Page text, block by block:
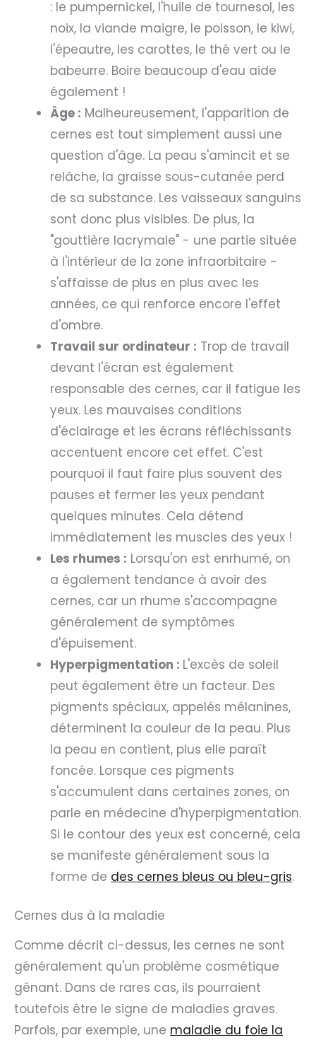
: le pumpernickel, l'huile de tournesol, les
noix, la viande maigre, le poisson, le kiwi,
l'épeautre, les carottes, le thé vert ou le
babeurre. Boire beaucoup d'eau aide
également !
Âge : Malheureusement, l'apparition de
cernes est tout simplement aussi une
question d'âge. La peau s'amincit et se
relâche, la graisse sous-cutanée perd
de sa substance. Les vaisseaux sanguins
sont donc plus visibles. De plus, la
"gouttière lacrymale" - une partie située
à l'intérieur de la zone infraorbitaire -
s'affaisse de plus en plus avec les
années, ce qui renforce encore l'effet
d'ombre.
Travail sur ordinateur : Trop de travail
devant l'écran est également
responsable des cernes, car il fatigue les
yeux. Les mauvaises conditions
d'éclairage et les écrans réfléchissants
accentuent encore cet effet. C'est
pourquoi il faut faire plus souvent des
pauses et fermer les yeux pendant
quelques minutes. Cela détend
immédiatement les muscles des yeux !
Les rhumes : Lorsqu'on est enrhumé, on
a également tendance à avoir des
cernes, car un rhume s'accompagne
généralement de symptômes
d'épuisement.
Hyperpigmentation : L'excès de soleil
peut également être un facteur. Des
pigments spéciaux, appelés mélanines,
déterminent la couleur de la peau. Plus
la peau en contient, plus elle paraît
foncée. Lorsque ces pigments
s'accumulent dans certaines zones, on
parle en médecine d'hyperpigmentation.
Si le contour des yeux est concerné, cela
se manifeste généralement sous la
forme de des cernes bleus ou bleu-gris.
Cernes dus à la maladie
Comme décrit ci-dessus, les cernes ne sont
généralement qu'un problème cosmétique
gênant. Dans de rares cas, ils pourraient
toutefois être le signe de maladies graves.
Parfois, par exemple, une maladie du foie la